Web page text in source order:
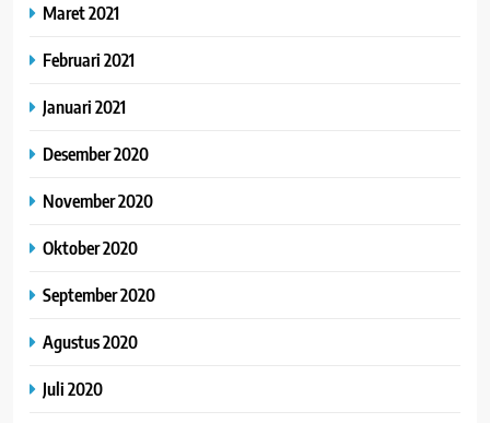
Maret 2021
Februari 2021
Januari 2021
Desember 2020
November 2020
Oktober 2020
September 2020
Agustus 2020
Juli 2020